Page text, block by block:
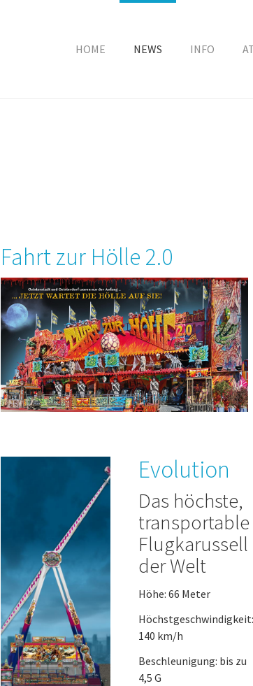
HOME NEWS INFO
Fahrt zur Hölle 2.0
Evolution
Das höchste,
transportable
Flugkarussell
der Welt
Höhe: 66 Meter
Höchstgeschwindigkeit:
140 km/h
Beschleunigung: bis zu
4,5 G